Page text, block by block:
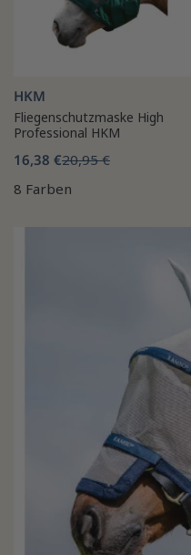
HKM
Fliegenschutzmaske High
Professional HKM
16,38 €20,95 €
8 Farben